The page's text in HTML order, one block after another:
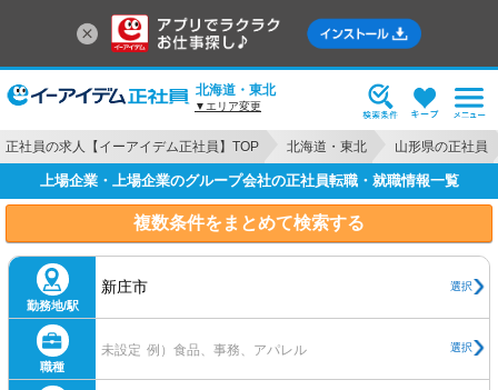
北海道・東北
▼エリア変更
正社員の求人【イーアイデム正社員】TOP 北海道・東北 山形県の正社員
上場企業・上場企業のグループ会社の正社員転職・就職情報一覧
複数条件をまとめて検索する
勤務地/駅
新庄市 選択
職種
未設定 例）食品、事務、アパレル 選択